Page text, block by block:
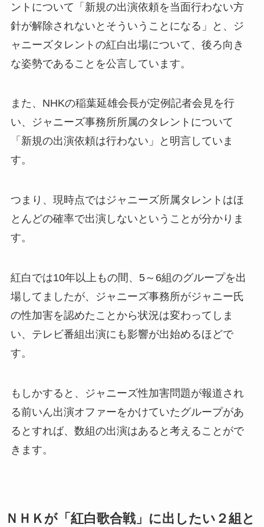
ントについて「新規の出演依頼を当面行わない方
針が解除されないとそういうことになる」と、ジ
ャニーズタレントの紅白出場について、後ろ向き
な姿勢であることを公言しています。
また、NHKの稲葉延雄会長が定例記者会見を行
い、ジャニーズ事務所所属のタレントについて
「新規の出演依頼は行わない」と明言していま
す。
つまり、現時点ではジャニーズ所属タレントはほ
とんどの確率で出演しないということが分かりま
す。
紅白では10年以上もの間、5～6組のグループを出
場してましたが、ジャニーズ事務所がジャニー氏
の性加害を認めたことから状況は変わってしま
い、テレビ番組出演にも影響が出始めるほどで
す。
もしかすると、ジャニーズ性加害問題が報道され
る前いん出演オファーをかけていたグループがあ
るとすれば、数組の出演はあると考えることがで
きます。
ＮＨＫが「紅白歌合戦」に出したい２組と